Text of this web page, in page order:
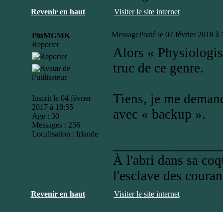
Revenir en haut Visiter le site internet
PluMGMK
Reporter
Inscrit le 04 février
2017 à 18:55
Age : 30
Messages : 236
Localisation : Irlande
MessagePosté le 07 février 2018 à
Alors «
truc de ce genre.
Tiens, je me
avec « backup ».
À l'abri dans sa
l'esclave des
Revenir en haut Visiter le site internet